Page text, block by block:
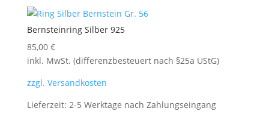
Bernsteinring Silber 925
85,00 €
inkl. MwSt. (differenzbesteuert nach §25a UStG)
zzgl. Versandkosten
Lieferzeit: 2-5 Werktage nach Zahlungseingang